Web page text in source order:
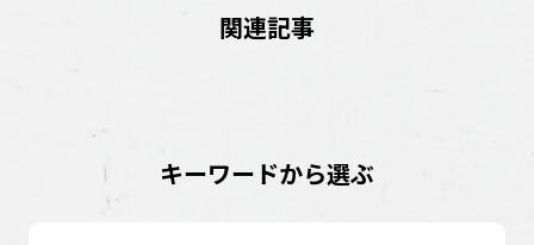
関連記事
キーワードから選ぶ